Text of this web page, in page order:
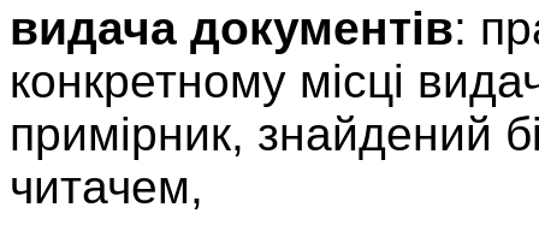
видача документів:
конкретному місці
примірник, знайдений
читачем,